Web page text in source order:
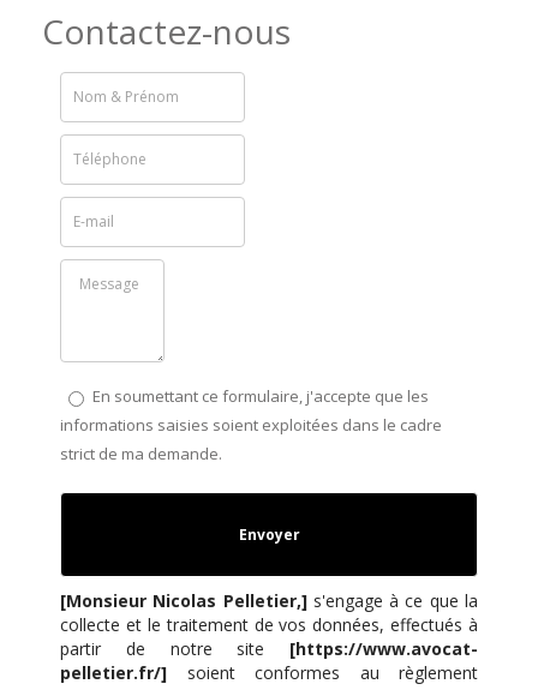
Contactez-nous
En soumettant ce formulaire, j'accepte que les
informations saisies soient exploitées dans le cadre
strict de ma demande.
[Monsieur Nicolas Pelletier,]s'engage à ce que la
collecte et le traitement de vos données, effectués à
partir de notre site [https://www.avocat-
pelletier.fr/] soient conformes au règlement